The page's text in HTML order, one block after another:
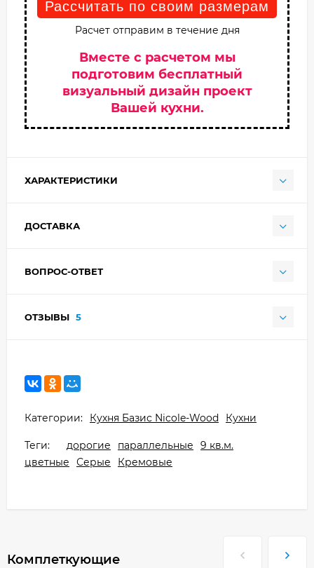
Рассчитать по своим размерам
Расчет отправим в течение дня
Вместе с расчетом мы
подготовим бесплатный
визуальный дизайн проект
Вашей кухни.
ХАРАКТЕРИСТИКИ
ДОСТАВКА
ВОПРОС-ОТВЕТ
ОТЗЫВЫ 5
Категории: Кухня Базис Nicole-Wood Кухни
Теги: дорогие параллельные
9 кв.м.
цветные
Серые Кремовые
Комплеткующие